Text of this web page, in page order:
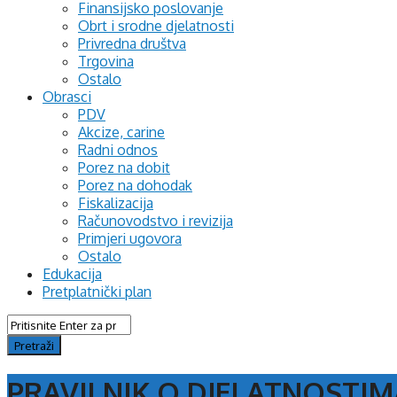
Finansijsko poslovanje
Obrt i srodne djelatnosti
Privredna društva
Trgovina
Ostalo
Obrasci
PDV
Akcize, carine
Radni odnos
Porez na dobit
Porez na dohodak
Fiskalizacija
Računovodstvo i revizija
Primjeri ugovora
Ostalo
Edukacija
Pretplatnički plan